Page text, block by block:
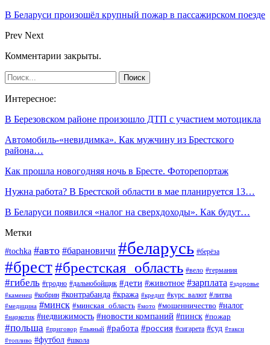
В Беларуси произошёл крупный пожар в пассажирском поезде
Prev Next
Комментарии закрыты.
Интересное:
В Березовском районе произошло ДТП с участием мотоцикла
Автомобиль-«невидимка». Как мужчину из Брестского
района…
Как прошла новогодняя ночь в Бресте. Фоторепортаж
Нужна работа? В Брестской области в мае планируется 13…
В Беларуси появился «налог на сверхдоходы». Как будут…
Метки
#tochka #авто #барановичи #беларусь #берёза
#брест#брестская_область #вело #германия
#гибель #гродно #дальнобойщик #дети #животное #зарплата #здоровье
#каменец #кобрин #контрабанда #кража #кредит #курс_валют #литва
#медицина #минск #минская_область #мото #мошенничество #налог
#наркотик #недвижимость #новости компаний #пинск #пожар
#польша #приговор #пьяный #работа #россия #сигарета #суд #такси
#топливо #футбол #школа